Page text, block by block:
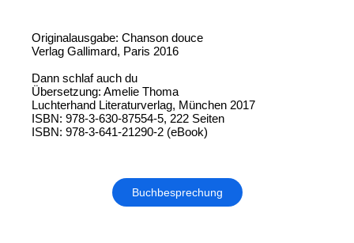
Originalausgabe: Chanson douce
Verlag Gallimard, Paris 2016
Dann schlaf auch du
Übersetzung: Amelie Thoma
Luchterhand Literaturverlag, München 2017
ISBN: 978-3-630-87554-5, 222 Seiten
ISBN: 978-3-641-21290-2 (eBook)
Buchbesprechung